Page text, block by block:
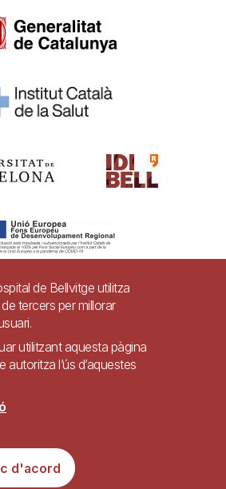
Contacte
Avís legal Ajuda
amb el Reial Decret 1112/2018, de 7 de
dels llocs web i aplicacions per a dispositius
mòbils del sector públic.
de Bellvitge utilitza
tercers per millorar
utilitzant aquesta pàgina
l’ús d’aquestes
d'acord